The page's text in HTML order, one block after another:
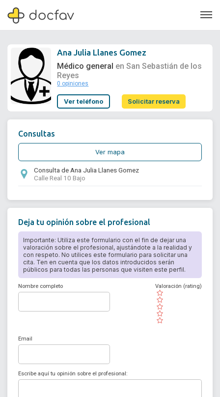
Quiénes somos
Ana Julia Llanes Gomez
Médico general en San Sebastián de los
Reyes
0 opiniones
Ver teléfono Solicitar reserva
Consultas
Ver mapa
Consulta de Ana Julia Llanes Gomez
Calle Real 10 Bajo
Deja tu opinión sobre el profesional
Importante: Utiliza este formulario con el fin de dejar una
valoración sobre el profesional, ajustándote a la realidad y
con respeto. No utilices este formulario para solicitar una
cita. Ten en cuenta que los datos introducidos serán
públicos para todas las personas que visiten este perfil.
Nombre completo
( )
( )
( )
( )
( )
Valoración (rating)
Email
Escribe aquí tu opinión sobre el profesional: